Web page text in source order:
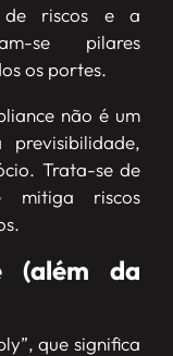
de riscos e a
se pilares
os portes.
não é um
Trata-se de
mitiga riscos
(além da
que significa